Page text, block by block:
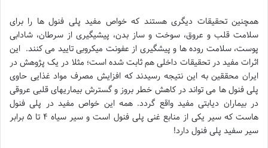
همچنین تحقیقات دیگری هستند که خواص مفید پلی فنول ها را برای
سلامت قلب و عروق، سوخت و ساز بدن، پیشیگیری از سرطان، شادابی
پوست، سلامت روده ها و پیشگیری از عفونت میکروبی تایید می کنند. این
اثرات مفید در تحقیقات داخلی هم ثابت شده است؛ مثلا در یک پژوهش در
ایران محققین به این نتیجه رسیدند که افزايش مصرف مواد غذایی حاوی
پلی فنول ها می تواند در کاهش خطر بروز و گسترش بیماریهای قلبی عروقی
در بیماران دیابتی مفید واقع گردد. همه این خواص مفید در پلی فنول
هاست که سیر یکی از منابع غنی پلی فنول است و سیر سیاه ۴ تا ۵ برابر
سیر سفید پلی فنول دارد!